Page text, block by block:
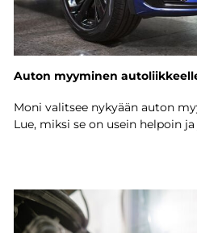
Auton myyminen
Moni valitsee nykyään auton
Lue, miksi se on usein helpoin